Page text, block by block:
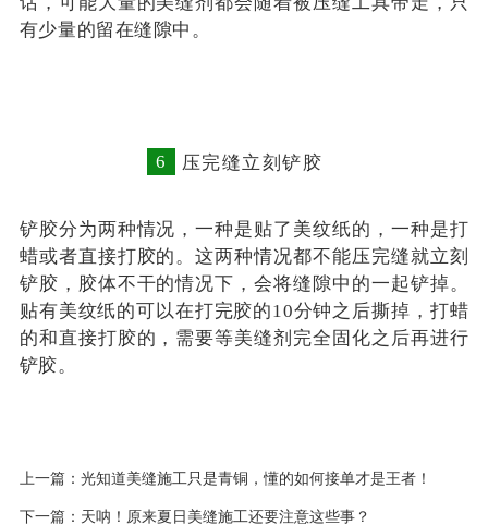
有少量的留在缝隙中。
6 压完缝立刻铲胶
铲胶分为两种情况，一种是贴了美纹纸的，一种是打
蜡或者直接打胶的。这两种情况都不能压完缝就立刻
铲胶，胶体不干的情况下，会将缝隙中的一起铲掉。
贴有美纹纸的可以在打完胶的10分钟之后撕掉，打蜡
的和直接打胶的，需要等美缝剂完全固化之后再进行
铲胶。
上一篇：光知道美缝施工只是青铜，懂的如何接单才是王者！
下一篇：天呐！原来夏日美缝施工还要注意这些事？